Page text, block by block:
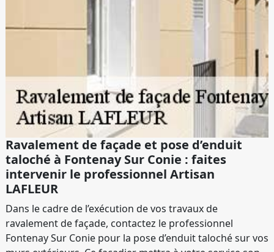
Ravalement de façade et pose d’enduit
taloché à Fontenay Sur Conie : faites
intervenir le professionnel Artisan
LAFLEUR
Dans le cadre de l’exécution de vos travaux de
ravalement de façade, contactez le professionnel
Fontenay Sur Conie pour la pose d’enduit taloché sur vos